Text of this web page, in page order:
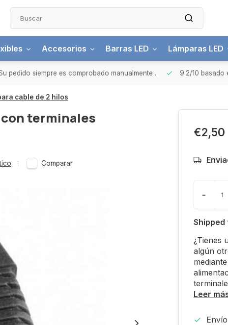
Accesorios Barras LED Lámparas LED
pedido siempre es comprobado manualmente . 9.2/10 basado
cable de 2 hilos
terminales
Comparar
€2,50
-
Shipped
¿Tienes
algún
Leer